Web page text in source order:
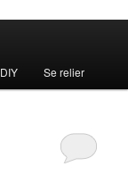
DIY Se relier